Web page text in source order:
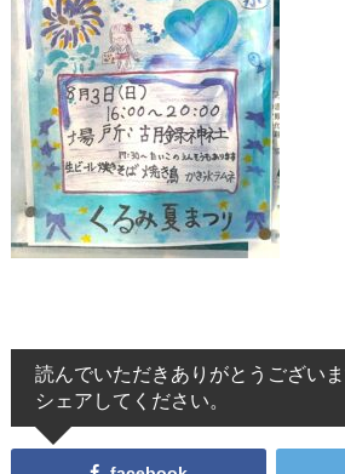
読んでいただきありがとうござい
シェアしてください。